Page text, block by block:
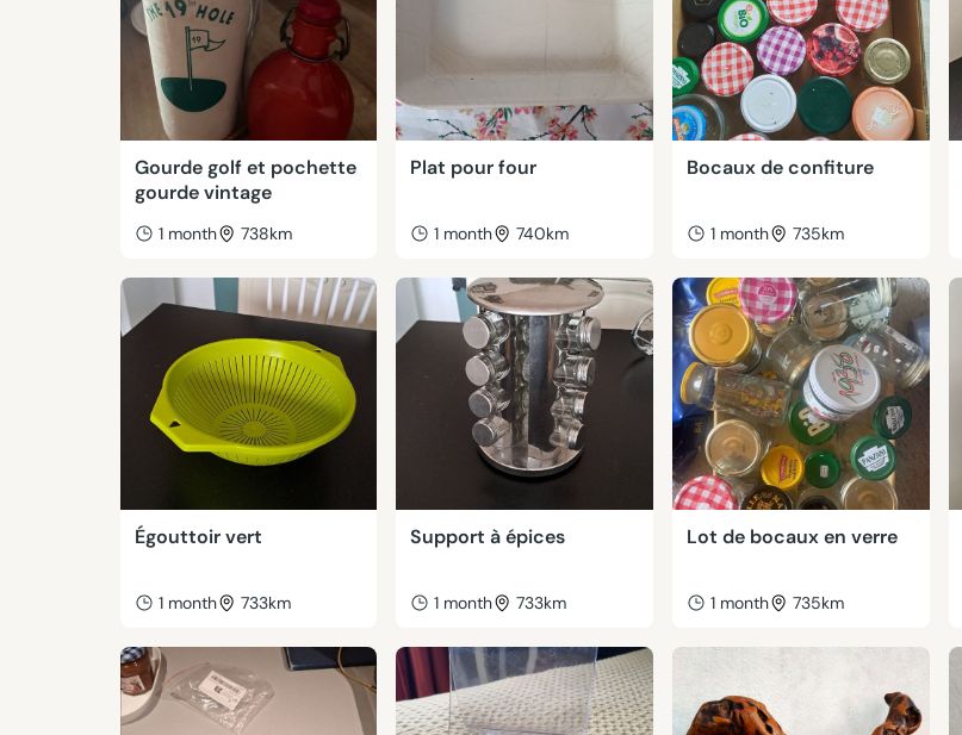
Gourde golf et pochette
gourde vintage
1 month 738km
Plat pour four
1 month 740km
Bocaux de confiture
1 month 735km
Égouttoir vert
1 month 733km
Support à épices
1 month 733km
Lot de bocaux en verre
1 month 735km